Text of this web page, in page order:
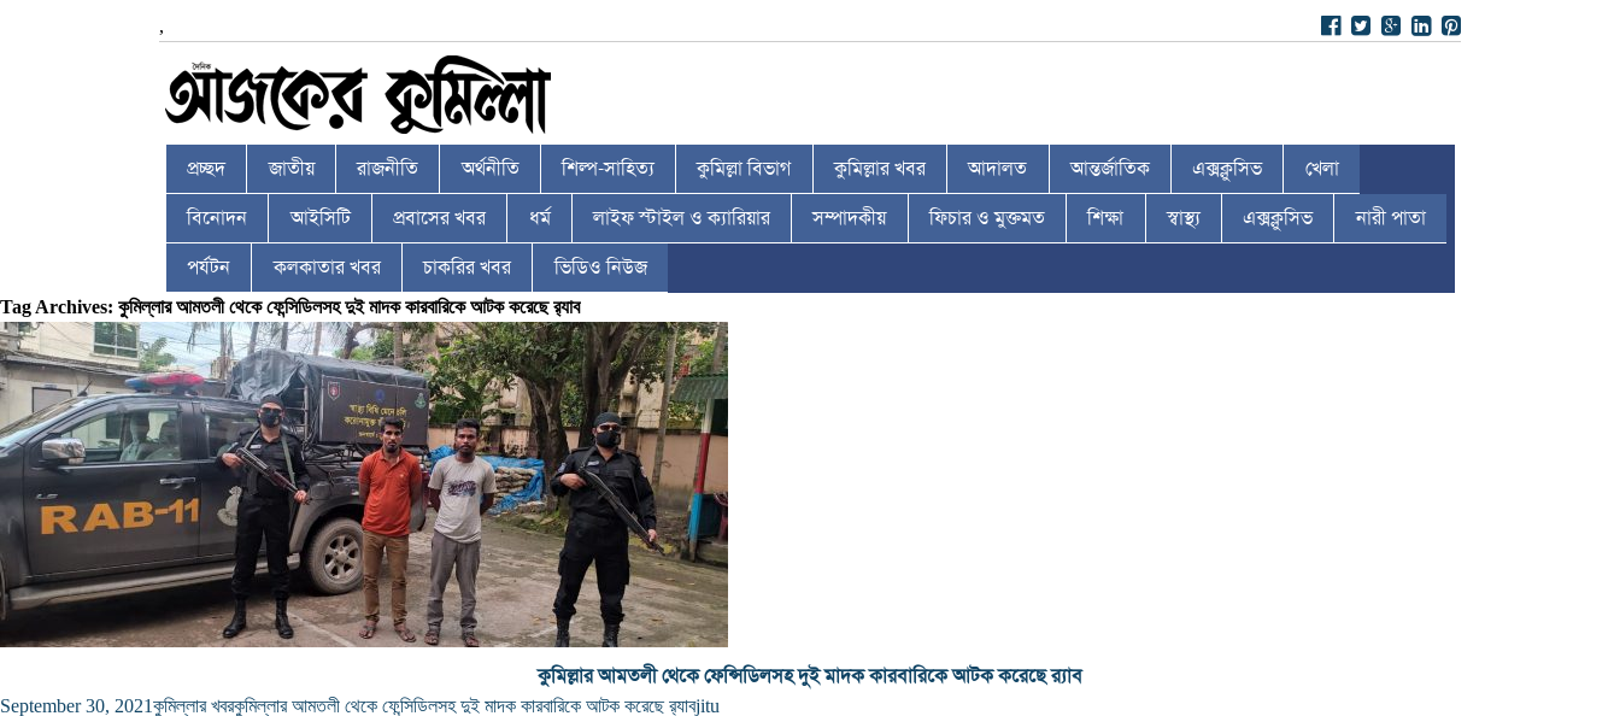
,
প্রচ্ছদ জাতীয় রাজনীতি অর্থনীতি শিল্প-সাহিত্য কুমিল্লা বিভাগ কুমিল্লার খবর আদালত আন্তর্জাতিক এক্সক্লুসিভ খেলা
বিনোদন আইসিটি প্রবাসের খবর ধর্ম লাইফ স্টাইল ও ক্যারিয়ার সম্পাদকীয় ফিচার ও মুক্তমত শিক্ষা স্বাস্থ্য এক্সক্লুসিভ নারী পাতা
পর্যটন কলকাতার খবর চাকরির খবর ভিডিও নিউজ
Tag Archives: কুমিল্লার আমতলী থেকে ফেন্সিডিলসহ দুই মাদক কারবারিকে আটক করেছে র‌্যাব
কুমিল্লার আমতলী থেকে ফেন্সিডিলসহ দুই মাদক কারবারিকে আটক করেছে র‌্যাব
September 30, 2021কুমিল্লার খবরকুমিল্লার আমতলী থেকে ফেন্সিডিলসহ দুই মাদক কারবারিকে আটক করেছে র‌্যাবjitu